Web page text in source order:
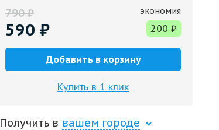
790₽
590 ₽
экономия
200 ₽
Добавить в корзину
Купить в 1 клик
Получить в вашем городе